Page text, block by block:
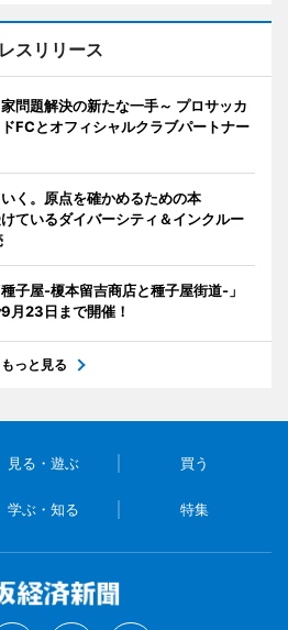
スリリース
問題解決の新たな一手～ プロサッカ
FCとオフィシャルクラブパートナー
く。原点を確かめるための本
ているダイバーシティ＆インクルー
子屋-榎本留吉商店と種子屋街道-」
月23日まで開催！
もっと見る
見る・遊ぶ 買う
学ぶ・知る 特集